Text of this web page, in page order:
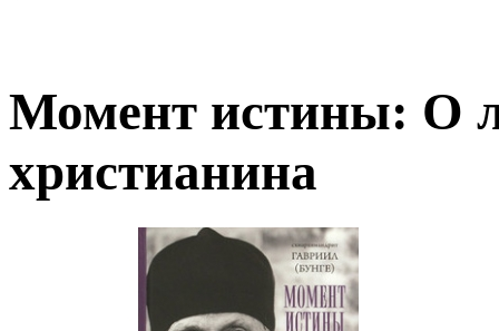
Момент истины: О
христианина